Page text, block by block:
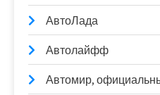
АвтоЛада
Автолайфф
Автомир,